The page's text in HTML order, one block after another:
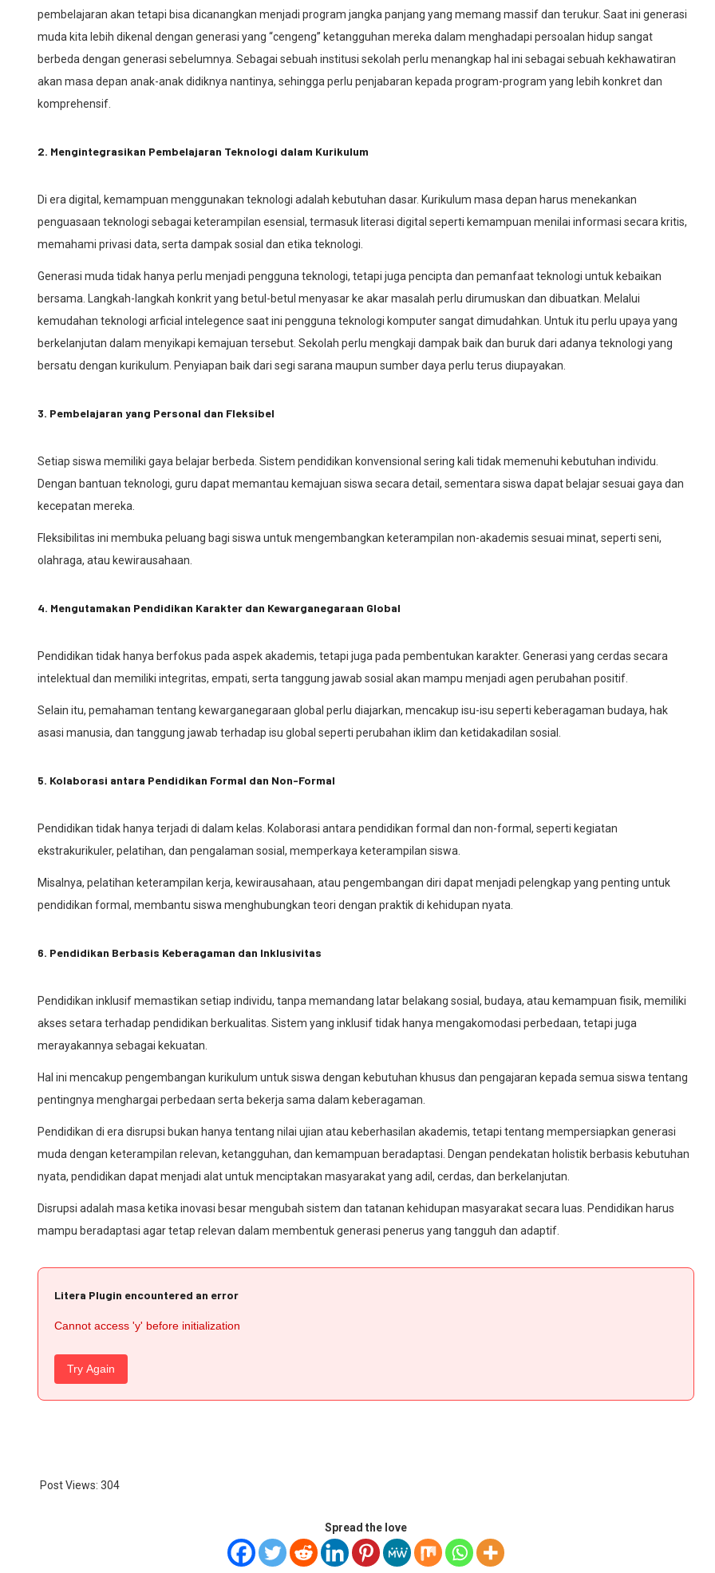
pembelajaran akan tetapi bisa dicanangkan menjadi program jangka panjang yang memang massif dan terukur. Saat ini generasi
muda kita lebih dikenal dengan generasi yang “cengeng” ketangguhan mereka dalam menghadapi persoalan hidup sangat
berbeda dengan generasi sebelumnya. Sebagai sebuah institusi sekolah perlu menangkap hal ini sebagai sebuah kekhawatiran
akan masa depan anak-anak didiknya nantinya, sehingga perlu penjabaran kepada program-program yang lebih konkret dan
komprehensif.
2. Mengintegrasikan Pembelajaran Teknologi dalam Kurikulum
Di era digital, kemampuan menggunakan teknologi adalah kebutuhan dasar. Kurikulum masa depan harus menekankan
penguasaan teknologi sebagai keterampilan esensial, termasuk literasi digital seperti kemampuan menilai informasi secara kritis,
memahami privasi data, serta dampak sosial dan etika teknologi.
Generasi muda tidak hanya perlu menjadi pengguna teknologi, tetapi juga pencipta dan pemanfaat teknologi untuk kebaikan
bersama. Langkah-langkah konkrit yang betul-betul menyasar ke akar masalah perlu dirumuskan dan dibuatkan. Melalui
kemudahan teknologi arficial intelegence saat ini pengguna teknologi komputer sangat dimudahkan. Untuk itu perlu upaya yang
berkelanjutan dalam menyikapi kemajuan tersebut. Sekolah perlu mengkaji dampak baik dan buruk dari adanya teknologi yang
bersatu dengan kurikulum. Penyiapan baik dari segi sarana maupun sumber daya perlu terus diupayakan.
3. Pembelajaran yang Personal dan Fleksibel
Setiap siswa memiliki gaya belajar berbeda. Sistem pendidikan konvensional sering kali tidak memenuhi kebutuhan individu.
Dengan bantuan teknologi, guru dapat memantau kemajuan siswa secara detail, sementara siswa dapat belajar sesuai gaya dan
kecepatan mereka.
Fleksibilitas ini membuka peluang bagi siswa untuk mengembangkan keterampilan non-akademis sesuai minat, seperti seni,
olahraga, atau kewirausahaan.
4. Mengutamakan Pendidikan Karakter dan Kewarganegaraan Global
Pendidikan tidak hanya berfokus pada aspek akademis, tetapi juga pada pembentukan karakter. Generasi yang cerdas secara
intelektual dan memiliki integritas, empati, serta tanggung jawab sosial akan mampu menjadi agen perubahan positif.
Selain itu, pemahaman tentang kewarganegaraan global perlu diajarkan, mencakup isu-isu seperti keberagaman budaya, hak
asasi manusia, dan tanggung jawab terhadap isu global seperti perubahan iklim dan ketidakadilan sosial.
5. Kolaborasi antara Pendidikan Formal dan Non-Formal
Pendidikan tidak hanya terjadi di dalam kelas. Kolaborasi antara pendidikan formal dan non-formal, seperti kegiatan
ekstrakurikuler, pelatihan, dan pengalaman sosial, memperkaya keterampilan siswa.
Misalnya, pelatihan keterampilan kerja, kewirausahaan, atau pengembangan diri dapat menjadi pelengkap yang penting untuk
pendidikan formal, membantu siswa menghubungkan teori dengan praktik di kehidupan nyata.
6. Pendidikan Berbasis Keberagaman dan Inklusivitas
Pendidikan inklusif memastikan setiap individu, tanpa memandang latar belakang sosial, budaya, atau kemampuan fisik, memiliki
akses setara terhadap pendidikan berkualitas. Sistem yang inklusif tidak hanya mengakomodasi perbedaan, tetapi juga
merayakannya sebagai kekuatan.
Hal ini mencakup pengembangan kurikulum untuk siswa dengan kebutuhan khusus dan pengajaran kepada semua siswa tentang
pentingnya menghargai perbedaan serta bekerja sama dalam keberagaman.
Pendidikan di era disrupsi bukan hanya tentang nilai ujian atau keberhasilan akademis, tetapi tentang mempersiapkan generasi
muda dengan keterampilan relevan, ketangguhan, dan kemampuan beradaptasi. Dengan pendekatan holistik berbasis kebutuhan
nyata, pendidikan dapat menjadi alat untuk menciptakan masyarakat yang adil, cerdas, dan berkelanjutan.
Disrupsi adalah masa ketika inovasi besar mengubah sistem dan tatanan kehidupan masyarakat secara luas. Pendidikan harus
mampu beradaptasi agar tetap relevan dalam membentuk generasi penerus yang tangguh dan adaptif.
Litera Plugin encountered an error
Cannot access 'y' before initialization
Try Again
Post Views: 304
Spread the love